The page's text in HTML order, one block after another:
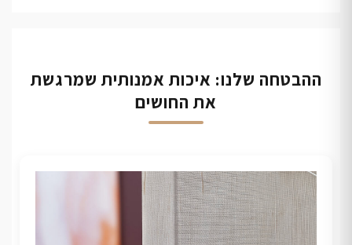
ההבטחה שלנו: איכות אמנותית שמרגשת
את החושים